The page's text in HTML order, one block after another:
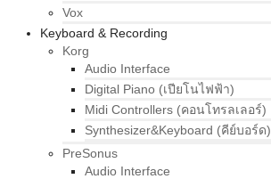
Vox
Keyboard & Recording
Korg
Audio Interface
Digital Piano (เปียโนไฟฟ้า)
Midi Controllers (คอนโทรลเลอร์)
Synthesizer&Keyboard (คีย์บอร์ด)
PreSonus
Audio Interface